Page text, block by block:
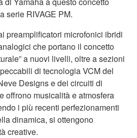
serie RIVAGE PM.
preamplificatori microfonici ibridi
che portano il concetto
a nuovi livelli, oltre a sezioni
di tecnologia VCM del
Designs e dei circuiti di
offrono musicalità e atmosfera
i più recenti perfezionamenti
dinamica, si ottengono
creative.